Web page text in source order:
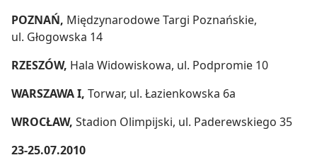
POZNAŃ, Międzynarodowe Targi Poznańskie,
ul. Głogowska 14
RZESZÓW, Hala Widowiskowa, ul. Podpromie 10
WARSZAWA I, Torwar, ul. Łazienkowska 6a
WROCŁAW, Stadion Olimpijski, ul. Paderewskiego 35
23-25.07.2010